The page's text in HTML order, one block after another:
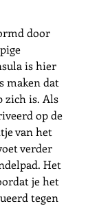
door
is hier
maken dat
zich is. Als
op de
van het
verder
Het
je het
tegen